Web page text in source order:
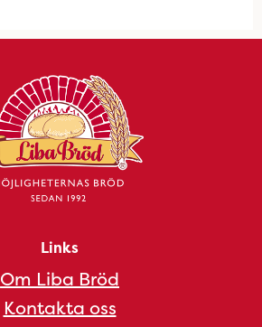
Links
Om Liba Bröd
Kontakta oss